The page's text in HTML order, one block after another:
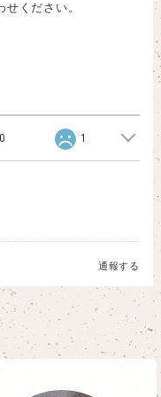
ください。
0 1
通報する